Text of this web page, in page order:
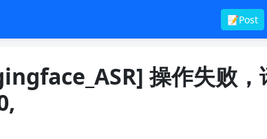
📝Post
操作失败，